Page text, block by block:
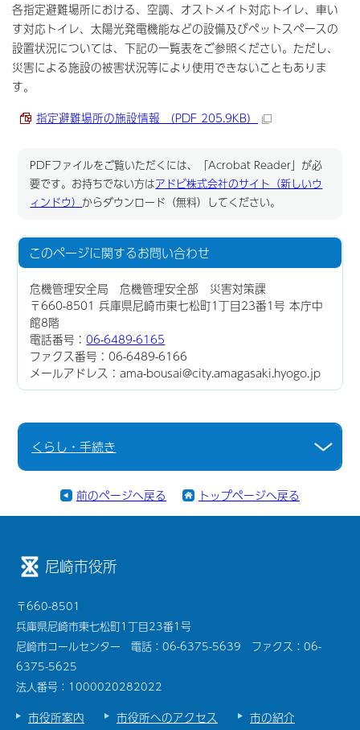
各指定避難場所における、空調、オストメイト対応トイレ、車い
す対応トイレ、太陽光発電機能などの設備及びペットスペースの
設置状況については、下記の一覧表をご参照ください。ただし、
災害による施設の被害状況等により使用できないこともありま
す。
指定避難場所の施設情報 （PDF 205.9KB）
PDFファイルをご覧いただくには、「Acrobat Reader」が必
要です。お持ちでない方はアドビ株式会社のサイト（新しいウ
ィンドウ） からダウンロード（無料）してください。
このページに関するお問い合わせ
危機管理安全局 危機管理安全部 災害対策課
〒660-8501 兵庫県尼崎市東七松町1丁目23番1号 本庁中
館8階
電話番号：06-6489-6165
ファクス番号：06-6489-6166
メールアドレス：ama-bousai@city.amagasaki.hyogo.jp
くらし・手続き
前のページへ戻る トップページへ戻る
尼崎市役所
〒660-8501
兵庫県尼崎市東七松町1丁目23番1号
尼崎市コールセンター 電話：06-6375-5639 ファクス：06-
6375-5625
法人番号：1000020282022
市役所案内 市役所へのアクセス
市の紹介